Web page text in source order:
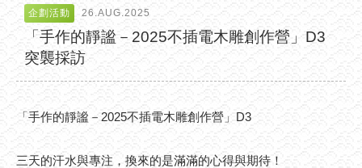
企劃活動 26.AUG.2025
「手作的靜謐－2025不插電木雕創作營」D3
突襲採訪
「手作的靜謐－2025不插電木雕創作營」D3
三天的汗水與專注，換來的是滿滿的心得與期待！